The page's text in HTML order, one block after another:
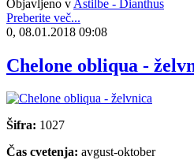
Objavljeno v Astilbe - Dianthus
Preberite več...
0, 08.01.2018 09:08
Chelone obliqua -
Šifra: 1027
Čas cvetenja: avgust-oktober